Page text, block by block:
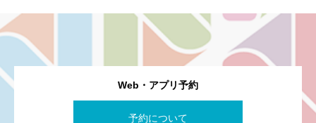
Web・アプリ予約
予約について